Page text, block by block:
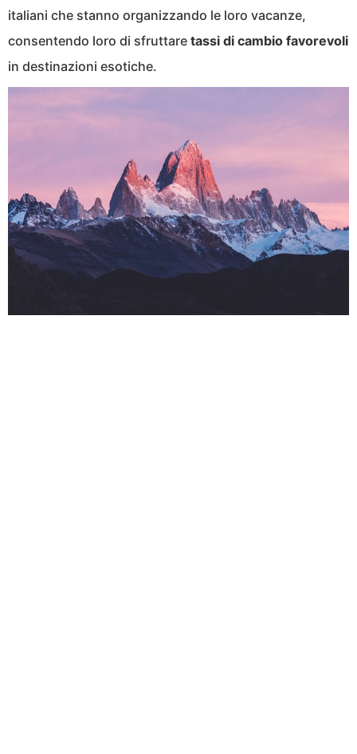
italiani che stanno organizzando le loro vacanze,
consentendo loro di sfruttare tassi di cambio favorevoli
in destinazioni esotiche.